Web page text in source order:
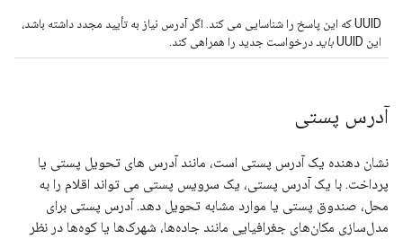
UUID که این پاسخ را شناسایی می کند. اگر آدرس نیاز به تأیید مجدد داشته باشد،
این UUID
باید درخواست جدید را همراهی کند.
آدرس پستی
نشان دهنده یک آدرس پستی است، مانند آدرس های تحویل پستی یا
پرداخت. با یک آدرس پستی، یک سرویس پستی می تواند اقلام را به
محل، صندوق پستی یا موارد مشابه تحویل دهد. آدرس پستی برای
مدل‌سازی مکان‌های جغرافیایی مانند جاده‌ها، شهرک‌ها یا کوه‌ها در نظر